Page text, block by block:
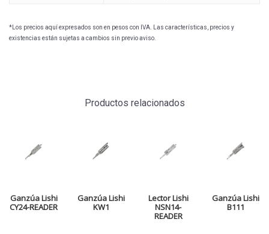
*Los precios aquí expresados son en pesos con IVA. Las características, precios y
existencias están sujetas a cambios sin previo aviso.
Productos relacionados
Ganzúa Lishi
CY24-READER
Ganzúa Lishi
KW1
Lector Lishi
NSN14-
READER
Ganzúa Lishi
B111